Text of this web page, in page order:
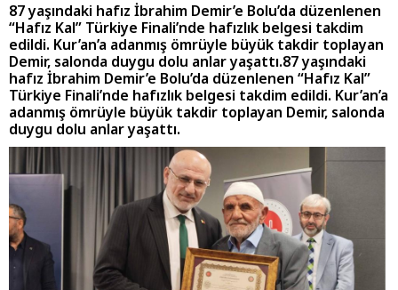
87 yaşındaki hafız İbrahim Demir’e Bolu’da düzenlenen
“Hafız Kal” Türkiye Finali’nde hafızlık belgesi takdim
edildi. Kur’an’a adanmış ömrüyle büyük takdir toplayan
Demir, salonda duygu dolu anlar yaşattı.87 yaşındaki
hafız İbrahim Demir’e Bolu’da düzenlenen “Hafız Kal”
Türkiye Finali’nde hafızlık belgesi takdim edildi. Kur’an’a
adanmış ömrüyle büyük takdir toplayan Demir, salonda
duygu dolu anlar yaşattı.